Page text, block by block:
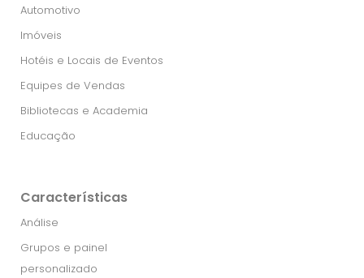
Automotivo
Imóveis
Hotéis e Locais de Eventos
Equipes de Vendas
Bibliotecas e Academia
Educação
Características
Análise
Grupos e painel
personalizado